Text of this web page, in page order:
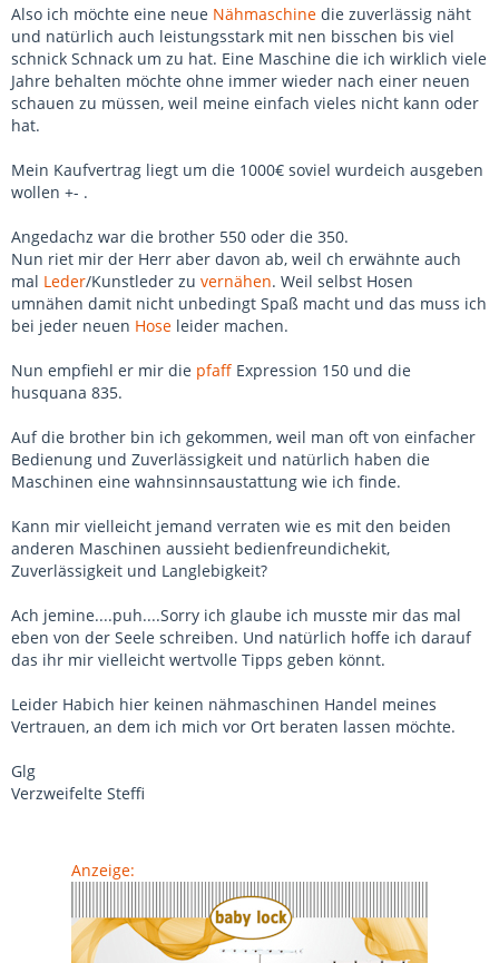
Also ich möchte eine neue Nähmaschine die zuverlässig näht
und natürlich auch leistungsstark mit nen bisschen bis viel
schnick Schnack um zu hat. Eine Maschine die ich wirklich viele
Jahre behalten möchte ohne immer wieder nach einer neuen
schauen zu müssen, weil meine einfach vieles nicht kann oder
hat.
Mein Kaufvertrag liegt um die 1000€ soviel wurdeich ausgeben
wollen +- .
Angedachz war die brother 550 oder die 350.
Nun riet mir der Herr aber davon ab, weil ch erwähnte auch
mal Leder/Kunstleder zu vernähen. Weil selbst Hosen
umnähen damit nicht unbedingt Spaß macht und das muss ich
bei jeder neuen Hose leider machen.
Nun empfiehl er mir die pfaff Expression 150 und die
husquana 835.
Auf die brother bin ich gekommen, weil man oft von einfacher
Bedienung und Zuverlässigkeit und natürlich haben die
Maschinen eine wahnsinnsaustattung wie ich finde.
Kann mir vielleicht jemand verraten wie es mit den beiden
anderen Maschinen aussieht bedienfreundichekit,
Zuverlässigkeit und Langlebigkeit?
Ach jemine....puh....Sorry ich glaube ich musste mir das mal
eben von der Seele schreiben. Und natürlich hoffe ich darauf
das ihr mir vielleicht wertvolle Tipps geben könnt.
Leider Habich hier keinen nähmaschinen Handel meines
Vertrauen, an dem ich mich vor Ort beraten lassen möchte.
Glg
Verzweifelte Steffi
Anzeige: